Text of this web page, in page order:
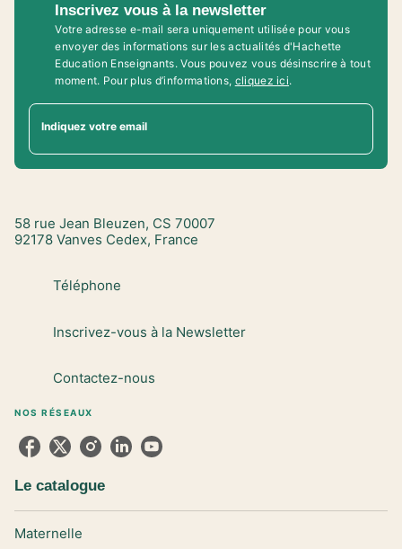
Inscrivez vous à la newsletter
Votre adresse e-mail sera uniquement utilisée pour vous
envoyer des informations sur les actualités d'Hachette
Education Enseignants. Vous pouvez vous désinscrire à tout
moment. Pour plus d’informations, cliquez ici.
Indiquez votre email
58 rue Jean Bleuzen, CS 70007
92178 Vanves Cedex, France
Téléphone
Inscrivez-vous à la Newsletter
Contactez-nous
NOS RÉSEAUX
Le catalogue
Maternelle